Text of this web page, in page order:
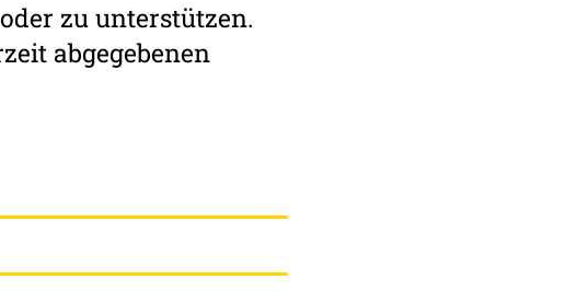
zu unterstützen.
ab­gegebenen